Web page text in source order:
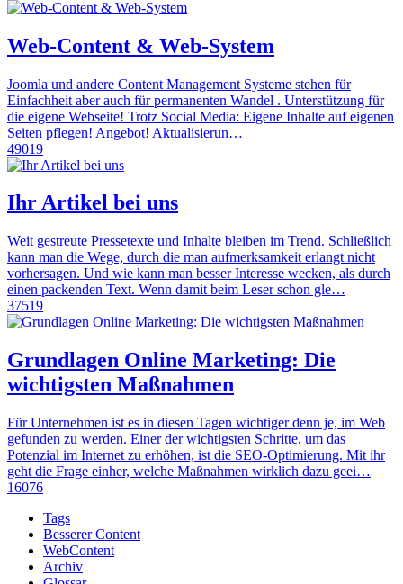
Web-Content & Web-System
Joomla und andere Content Management Systeme stehen für
Einfachheit aber auch für permanenten Wandel . Unterstützung für
die eigene Webseite! Trotz Social Media: Eigene Inhalte auf eigenen
Seiten pflegen! Angebot! Aktualisierun…
49019
Ihr Artikel bei uns
Weit gestreute Pressetexte und Inhalte bleiben im Trend. Schließlich
kann man die Wege, durch die man aufmerksamkeit erlangt nicht
vorhersagen. Und wie kann man besser Interesse wecken, als durch
einen packenden Text. Wenn damit beim Leser schon gle…
37519
Grundlagen Online Marketing: Die
wichtigsten Maßnahmen
Für Unternehmen ist es in diesen Tagen wichtiger denn je, im Web
gefunden zu werden. Einer der wichtigsten Schritte, um das
Potenzial im Internet zu erhöhen, ist die SEO-Optimierung. Mit ihr
geht die Frage einher, welche Maßnahmen wirklich dazu geei…
16076
Tags
Besserer Content
WebContent
Archiv